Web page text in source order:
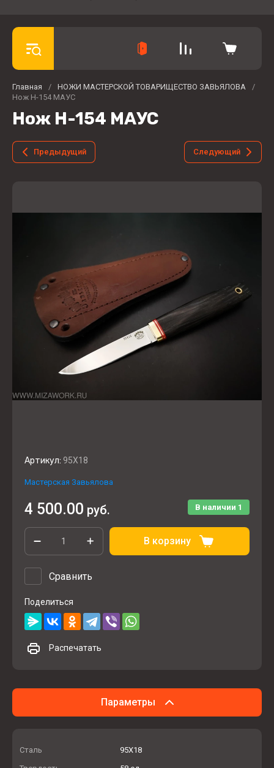
Главная / НОЖИ МАСТЕРСКОЙ ТОВАРИЩЕСТВО ЗАВЬЯЛОВА
/
Нож Н-154 МАУС
Нож Н-154 МАУС
Предыдущий Следующий
Артикул: 95Х18
Мастерская Завьялова
В наличии 1
4 500.00 руб.
В корзину
Сравнить
Поделиться
Распечатать
Параметры
Сталь
95Х18